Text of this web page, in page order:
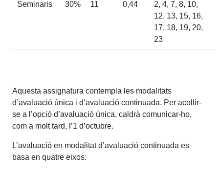
Seminaris 30% 11 0,44
2, 4, 7, 8, 10,
12, 13, 15, 16,
17, 18, 19, 20,
23
Aquesta assignatura contempla les modalitats
d’avaluació única i d’avaluació continuada. Per acollir-
se a l’opció d’avaluació única, caldrà comunicar-ho,
com a molt tard, l’1 d’octubre.
L’avaluació en modalitat d’avaluació continuada es
basa en quatre eixos: